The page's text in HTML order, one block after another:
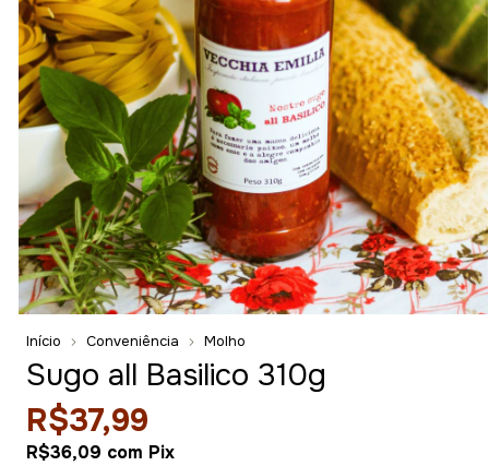
Início Conveniência Molho
Sugo all Basilico 310g
R$37,99
R$36,09 com Pix